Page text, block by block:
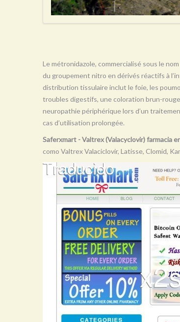
Le métronidazole, commercialisé sous le
du groupement nitro en dérivés réactifs à
distribution tissulaire inclut le foie, les
troubles digestifs, une coloration brun-
neuropathie périphérique lors d’un
cas d’utilisation prolongée.
Saferxmart - Valtrex (Valacyclovir) farmacia
como Valtrex Valaciclovir, Latisse, Clomid,